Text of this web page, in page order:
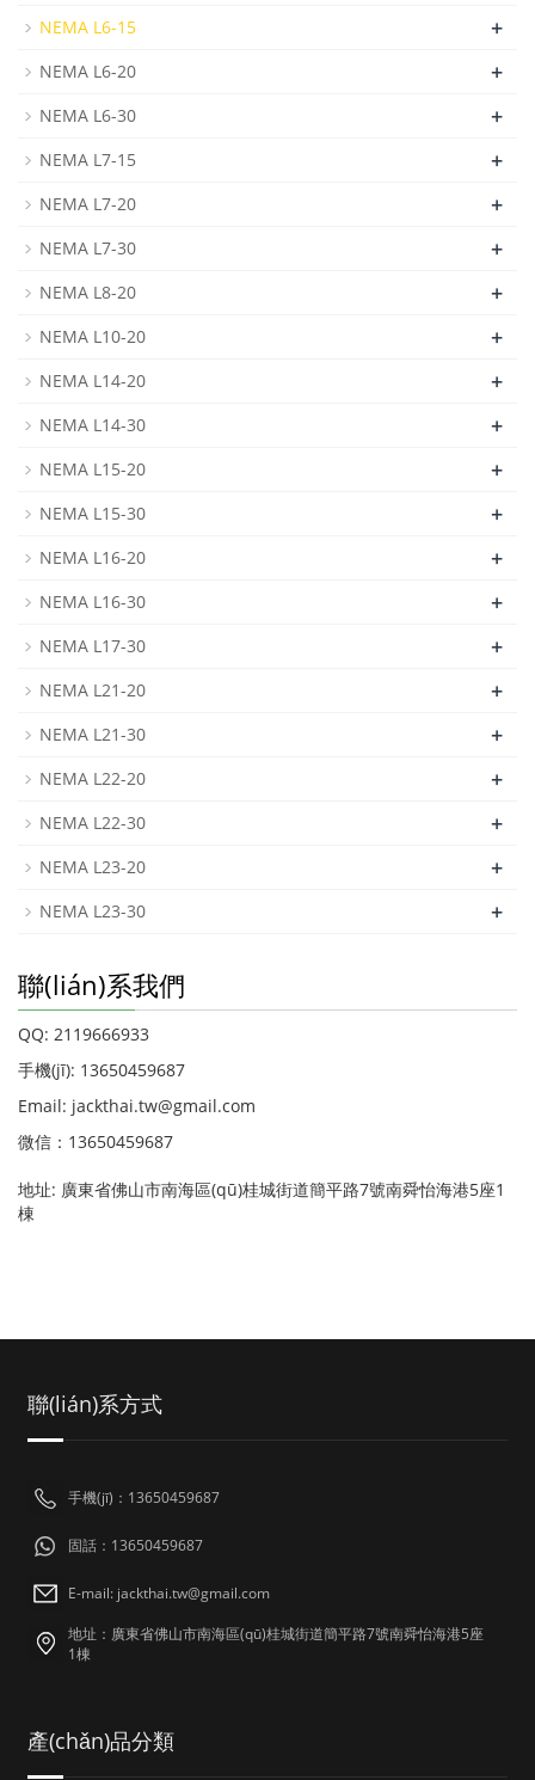
NEMA L6-15 +
NEMA L6-20 +
NEMA L6-30 +
NEMA L7-15 +
NEMA L7-20 +
NEMA L7-30 +
NEMA L8-20 +
NEMA L10-20 +
NEMA L14-20 +
NEMA L14-30 +
NEMA L15-20 +
NEMA L15-30 +
NEMA L16-20 +
NEMA L16-30 +
NEMA L17-30 +
NEMA L21-20 +
NEMA L21-30 +
NEMA L22-20 +
NEMA L22-30 +
NEMA L23-20 +
NEMA L23-30 +
聯(lián)系我們
QQ: 2119666933
手機(jī): 13650459687
Email: jackthai.tw@gmail.com
微信：13650459687
地址: 廣東省佛山市南海區(qū)桂城街道簡平路7號南舜怡海港5座1
棟
聯(lián)系方式
手機(jī)：13650459687
固話：13650459687
E-mail: jackthai.tw@gmail.com
地址：廣東省佛山市南海區(qū)桂城街道簡平路7號南舜怡海港5座
1棟
產(chǎn)品分類